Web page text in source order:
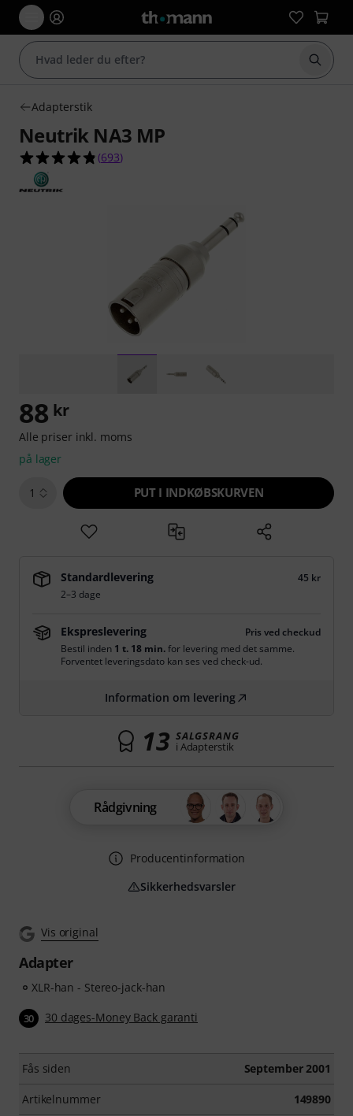
Start
Adapterstik
Neutrik NA3 MP
4.8 ud af 5 stjerner fra 693 kundebedømmelser
(693)
Vis original
Adapter
XLR-han - Stereo-jack-han
30 30 dages-Money Back garanti
Fås siden September 2001
Artikelnummer 149890
88 kr
Alle priser inkl. moms
på lager
1 PUT I INDKØBSKURVEN
Standardlevering
45 kr
2–3 dage
Ekspreslevering
Pris ved checkud
Bestil inden 1 t. 18 min.for levering med det samme.
Forventet leveringsdato kan ses ved check-ud.
Information om levering
13 SALGSRANG
i Adapterstik
Rådgivning
Producentinformation
Sikkerhedsvarsler